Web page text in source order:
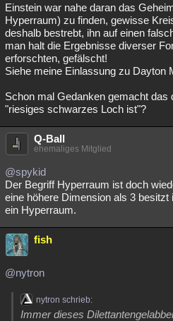
Einstein war nahe daran das
Hyperraum) zu finden, gewisse
deshalb bestrebt, ihn auf einen
man halt die Ergebnisse diverser
erforschten, gefälscht!
Siehe meine Einlassung zu Dayton
Schon mal Gedanken gemacht
"riesiges schwarzes Loch ist"?
Q-Ball
ehemaliges Mitglied
@spykid
Der Begriff Hyperraum ist doch
eine höhere Dimension als 3
ein Hyperraum.
fish
@nytron
nytron schrieb:
Immer dieses